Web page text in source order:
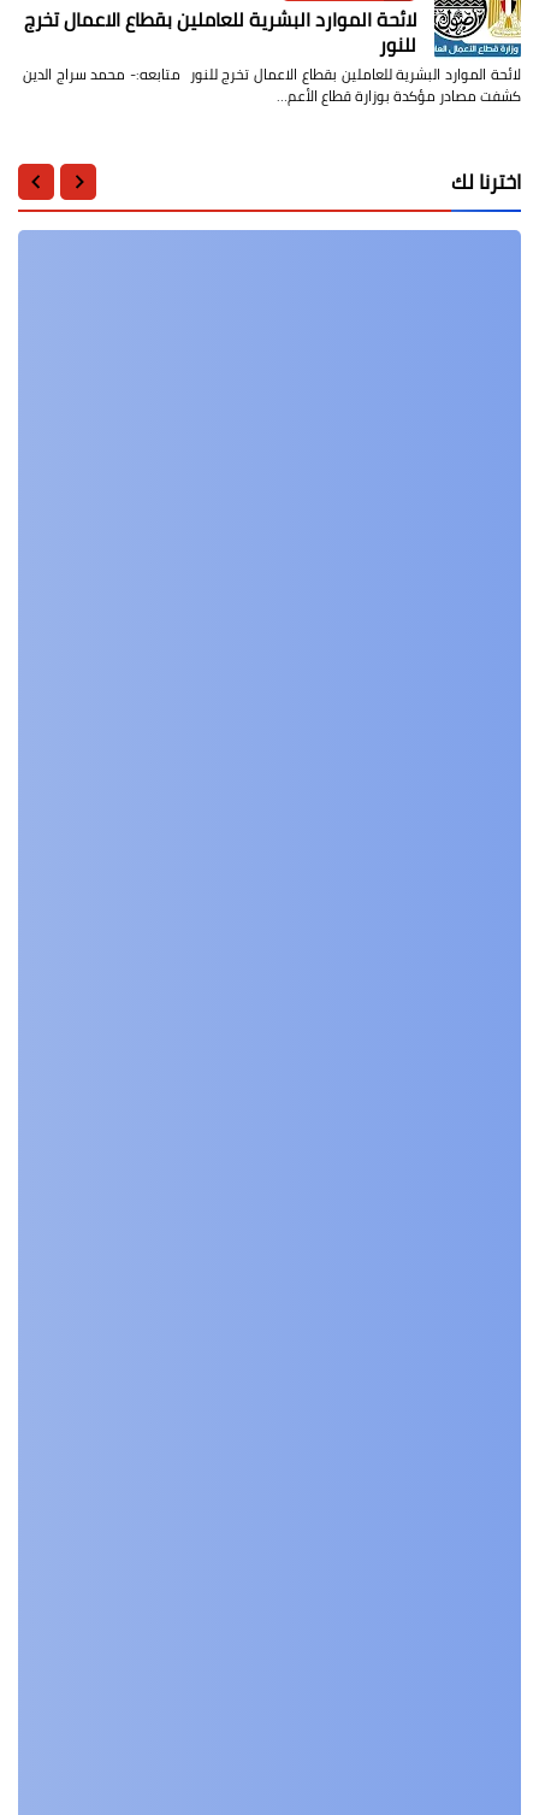
لائحة الموارد البشرية للعاملين بقطاع الاعمال تخرج
للنور
لائحة الموارد البشرية للعاملين بقطاع الاعمال تخرج للنور متابعه:- محمد سراج الدين
كشفت مصادر مؤكدة بوزارة قطاع الأعم…
اخترنا لك